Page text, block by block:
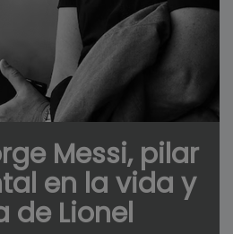
Messi, pilar
en la vida y
de Lionel